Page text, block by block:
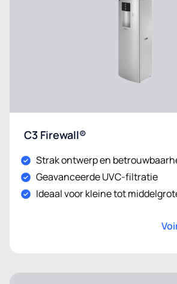
C3 Firewall®
Strak ontwerp en
Geavanceerde UVC-filtratie
Ideaal voor kleine tot